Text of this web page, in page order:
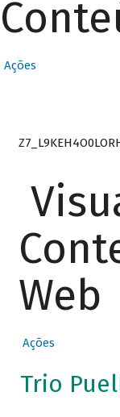
Ações
Web
Ações
Trio